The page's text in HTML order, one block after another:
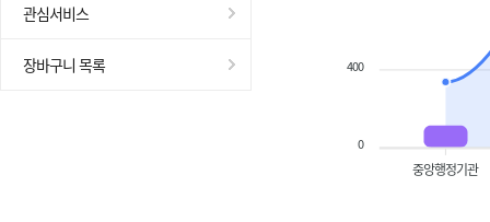
관심서비스
장바구니 목록 400
0
중앙행정기관